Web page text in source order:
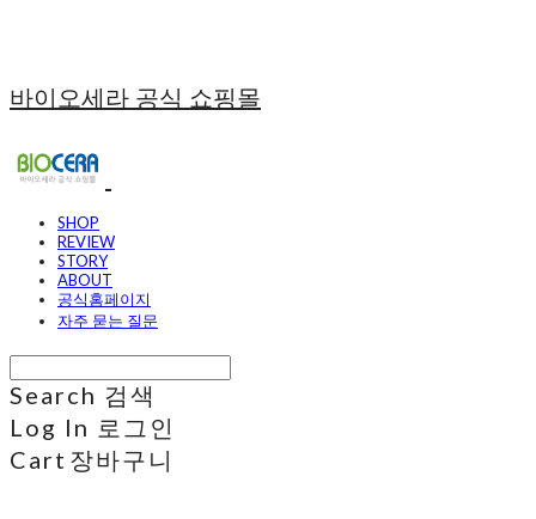
바이오세라 공식 쇼핑몰
SHOP
REVIEW
STORY
ABOUT
공식홈페이지
자주 묻는 질문
Search 검색
Log In 로그인
Cart 장바구니